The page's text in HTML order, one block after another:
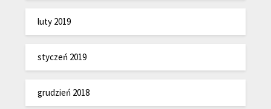
luty 2019
styczeń 2019
grudzień 2018